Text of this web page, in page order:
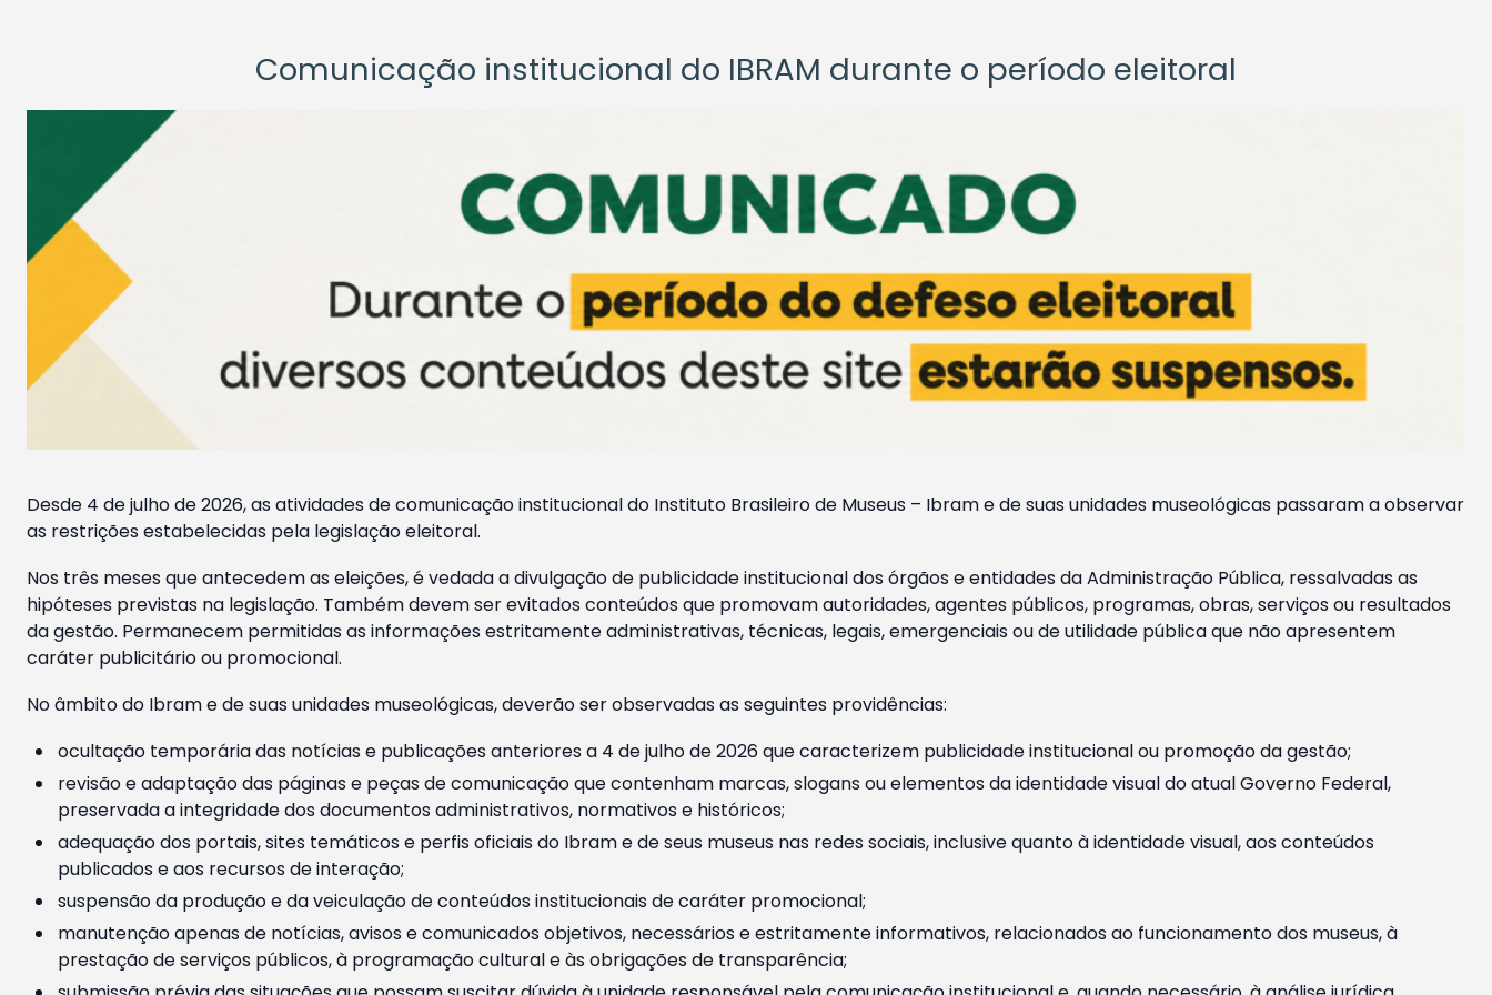
Comunicação institucional do IBRAM durante o período eleitoral
Desde 4 de julho de 2026, as atividades de comunicação institucional do Instituto Brasileiro de Museus – Ibram e de suas unidades museológicas passaram a observar
as restrições estabelecidas pela legislação eleitoral.
Nos três meses que antecedem as eleições, é vedada a divulgação de publicidade institucional dos órgãos e entidades da Administração Pública, ressalvadas as
hipóteses previstas na legislação. Também devem ser evitados conteúdos que promovam autoridades, agentes públicos, programas, obras, serviços ou resultados
da gestão. Permanecem permitidas as informações estritamente administrativas, técnicas, legais, emergenciais ou de utilidade pública que não apresentem
caráter publicitário ou promocional.
No âmbito do Ibram e de suas unidades museológicas, deverão ser observadas as seguintes providências:
ocultação temporária das notícias e publicações anteriores a 4 de julho de 2026 que caracterizem publicidade institucional ou promoção da gestão;
revisão e adaptação das páginas e peças de comunicação que contenham marcas, slogans ou elementos da identidade visual do atual Governo Federal,
preservada a integridade dos documentos administrativos, normativos e históricos;
adequação dos portais, sites temáticos e perfis oficiais do Ibram e de seus museus nas redes sociais, inclusive quanto à identidade visual, aos conteúdos
publicados e aos recursos de interação;
suspensão da produção e da veiculação de conteúdos institucionais de caráter promocional;
manutenção apenas de notícias, avisos e comunicados objetivos, necessários e estritamente informativos, relacionados ao funcionamento dos museus, à
prestação de serviços públicos, à programação cultural e às obrigações de transparência;